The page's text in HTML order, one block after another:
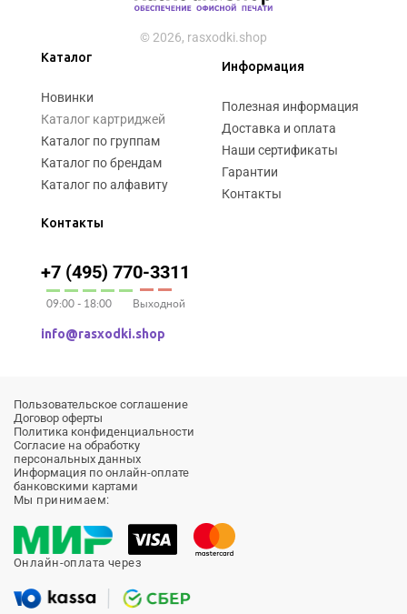
© 2026, rasxodki.shop
Каталог
Новинки
Каталог картриджей
Каталог по группам
Каталог по брендам
Каталог по алфавиту
Информация
Полезная информация
Доставка и оплата
Наши сертификаты
Гарантии
Контакты
Контакты
+7 (495) 770-3311
09:00 - 18:00 Выходной
info@rasxodki.shop
Пользовательское соглашение
Договор оферты
Политика конфиденциальности
Согласие на обработку
персональных данных
Информация по онлайн-оплате
банковскими картами
Мы принимаем:
Онлайн-оплата через